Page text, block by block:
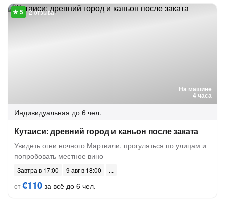
На машине
4 часа
2 отзыва
Индивидуальная до 6 чел.
Кутаиси: древний город и каньон после заката
Увидеть огни ночного Мартвили, прогуляться по улицам и
попробовать местное вино
Завтра в 17:00
9 авг в 18:00
от€110 за всё до 6 чел.